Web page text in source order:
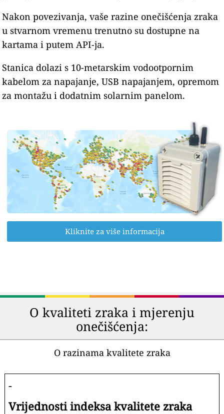
Nakon povezivanja, vaše razine onečišćenja zraka
u stvarnom vremenu trenutno su dostupne na
kartama i putem API-ja.
Stanica dolazi s 10-metarskim vodootpornim
kabelom za napajanje, USB napajanjem, opremom
za montažu i dodatnim solarnim panelom.
Kliknite za više informacija
O kvaliteti zraka i mjerenju
onečišćenja:
O razinama kvalitete zraka
-
Vrijednosti indeksa kvalitete zraka